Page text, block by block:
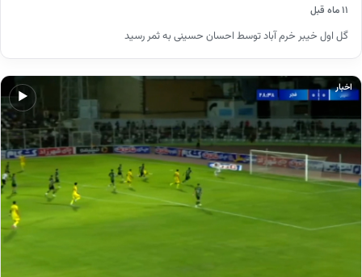
۱۱ ماه قبل
گل اول خیبر خرم آباد توسط احسان حسینی به ثمر رسید
▶
اخبار